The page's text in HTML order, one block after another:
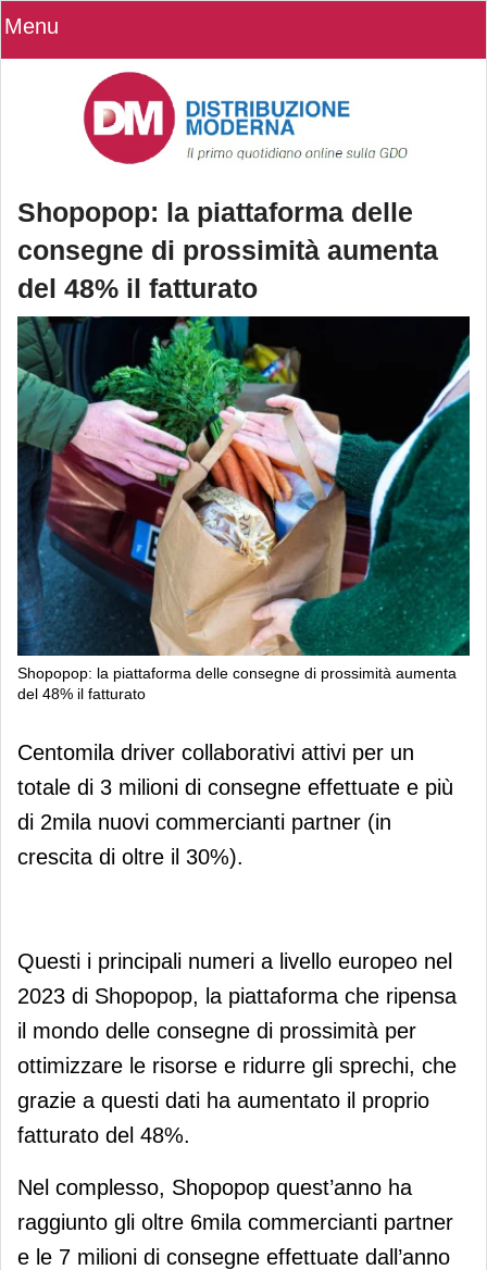
Menu
Shopopop: la piattaforma delle
consegne di prossimità aumenta
del 48% il fatturato
Shopopop: la piattaforma delle consegne di prossimità aumenta
del 48% il fatturato
Shopopop: la piattaforma delle
consegne di prossimità aumenta del
48% il fatturato
Centomila driver collaborativi attivi per un
totale di 3 milioni di consegne effettuate e più
di 2mila nuovi commercianti partner (in
crescita di oltre il 30%).
Questi i principali numeri a livello europeo nel
2023 di Shopopop, la piattaforma che ripensa
il mondo delle consegne di prossimità per
ottimizzare le risorse e ridurre gli sprechi, che
grazie a questi dati ha aumentato il proprio
fatturato del 48%.
Nel complesso, Shopopop quest’anno ha
raggiunto gli oltre 6mila commercianti partner
e le 7 milioni di consegne effettuate dall’anno